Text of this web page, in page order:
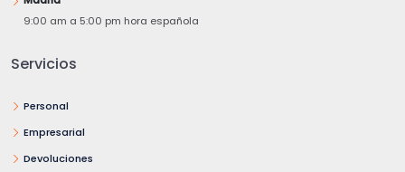
9:00 am a 5:00 pm hora española
Servicios
Personal
Empresarial
Devoluciones